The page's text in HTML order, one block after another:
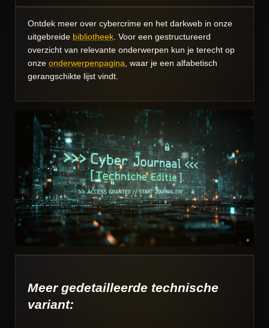
Ontdek meer over cybercrime en het darkweb in onze
uitgebreide bibliotheek. Voor een gestructureerd
overzicht van relevante onderwerpen kun je terecht op
onze onderwerpenpagina, waar je een alfabetisch
gerangschikte lijst vindt.
Meer gedetailleerde technische
variant: